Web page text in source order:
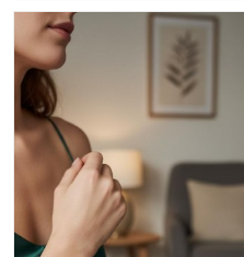
femme Bracelet chaine gourmette